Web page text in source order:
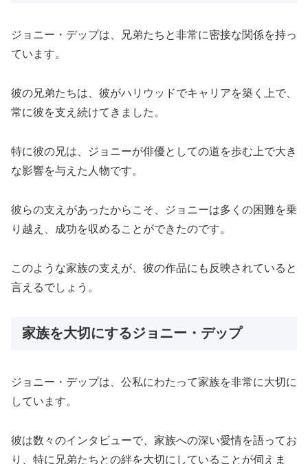
ジョニー・デップは、兄弟たちと非常に密接な関係を持っ
ています。
彼の兄弟たちは、彼がハリウッドでキャリアを築く上で、
常に彼を支え続けてきました。
特に彼の兄は、ジョニーが俳優としての道を歩む上で大き
な影響を与えた人物です。
彼らの支えがあったからこそ、ジョニーは多くの困難を乗
り越え、成功を収めることができたのです。
このような家族の支えが、彼の作品にも反映されていると
言えるでしょう。
家族を大切にするジョニー・デップ
ジョニー・デップは、公私にわたって家族を非常に大切に
しています。
彼は数々のインタビューで、家族への深い愛情を語ってお
り、特に兄弟たちとの絆を大切にしていることが伺えま